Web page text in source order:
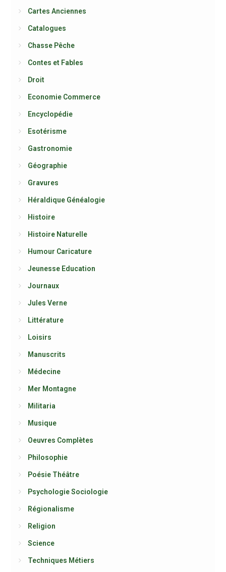
Cartes Anciennes
Catalogues
Chasse Pêche
Contes et Fables
Droit
Economie Commerce
Encyclopédie
Esotérisme
Gastronomie
Géographie
Gravures
Héraldique Généalogie
Histoire
Histoire Naturelle
Humour Caricature
Jeunesse Education
Journaux
Jules Verne
Littérature
Loisirs
Manuscrits
Médecine
Mer Montagne
Militaria
Musique
Oeuvres Complètes
Philosophie
Poésie Théâtre
Psychologie Sociologie
Régionalisme
Religion
Science
Techniques Métiers